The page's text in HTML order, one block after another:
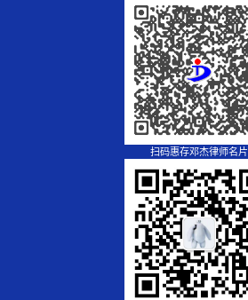
扫码惠存邓杰律师名片